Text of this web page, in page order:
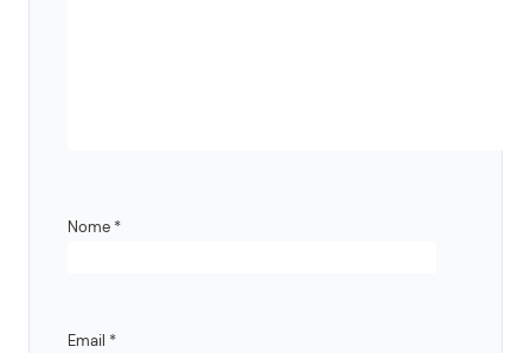
Nome *
Email *